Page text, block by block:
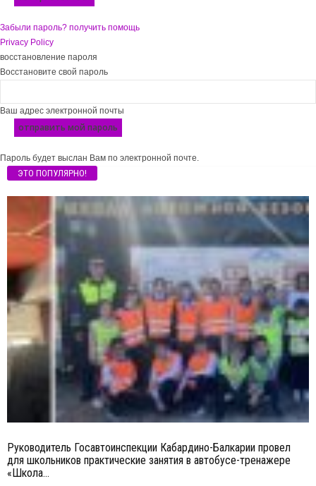
Забыли пароль? получить помощь
Privacy Policy
восстановление пароля
Восстановите свой пароль
Ваш адрес электронной почты
Пароль будет выслан Вам по электронной почте.
ЭТО ПОПУЛЯРНО!
Руководитель Госавтоинспекции Кабардино-Балкарии провел
для школьников практические занятия в автобусе-тренажере
«Школа...